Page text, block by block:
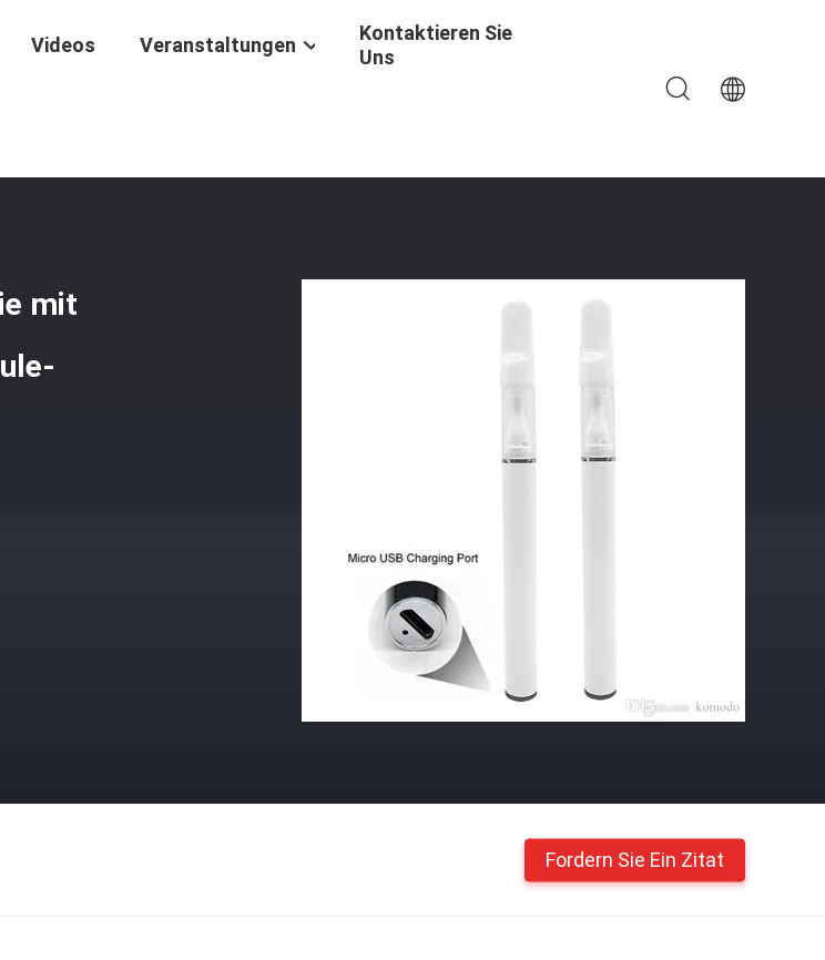
Videos Veranstaltungen
Kontaktieren Sie
Uns
mit
Fordern Sie Ein Zitat